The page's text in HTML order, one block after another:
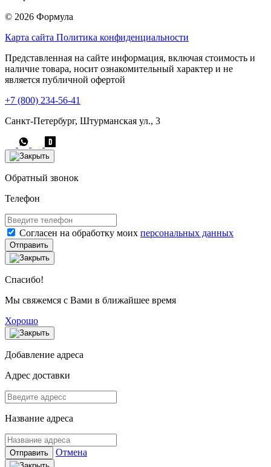
© 2026 Формула
Карта сайта Политика конфиденциальности
Представленная на сайте информация, включая стоимость и
наличие товара, носит ознакомительный характер и не
является публичной офертой
+7 (800) 234-56-41
Санкт-Петербург, Штурманская ул., 3
Обратный звонок
Телефон
Согласен на обработку моих персональных данных
Отправить
Спасибо!
Мы свяжемся с Вами в ближайшее время
Хорошо
Добавление адреса
Адрес доставки
Название адреса
Отправить Отмена